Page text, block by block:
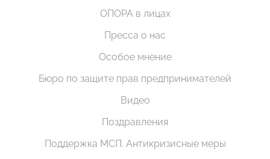
ОПОРА в лицах
Пресса о нас
Особое мнение
Бюро по защите прав предпринимателей
Видео
Поздравления
Поддержка МСП. Антикризисные меры